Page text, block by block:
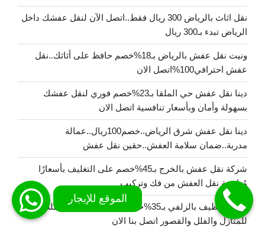
نقل اثاث بالرياض 300 ريال فقط..اتصل الآن لنقل عفشك داخل
الرياض تبدء بـ300 ريال
ونيت نقل عفش بالرياض بـ18%خصم حافظ على أثاثك..نقل
عفش احترافي100%اتصل الان
دينا نقل عفش حي الملقا بـ23%خصم فوري لنقل عفشك
بسهولة وأمان وبأسعار تنافسية اتصل الان
دينا نقل عفش شرق الرياض..خصم100ريال..عمالة
مدربة..ضمان سلامة العفش..حقين نقل عفش
شركة نقل عفش بالخرج بـ45%خصم على التغليف بأسعارًا
مُناسبة نقل العفش من فك وتركيب
شركة تنظيف بالزلفي بـ35%خصم حلول تنظيف متكاملة
للمنازل والفلل والقصور اتصل بنا الان